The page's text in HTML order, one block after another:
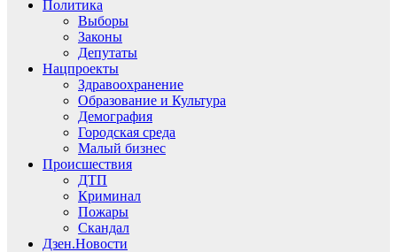
Политика
Выборы
Законы
Депутаты
Нацпроекты
Здравоохранение
Образование и Культура
Демография
Городская среда
Малый бизнес
Происшествия
ДТП
Криминал
Пожары
Скандал
Дзен.Новости